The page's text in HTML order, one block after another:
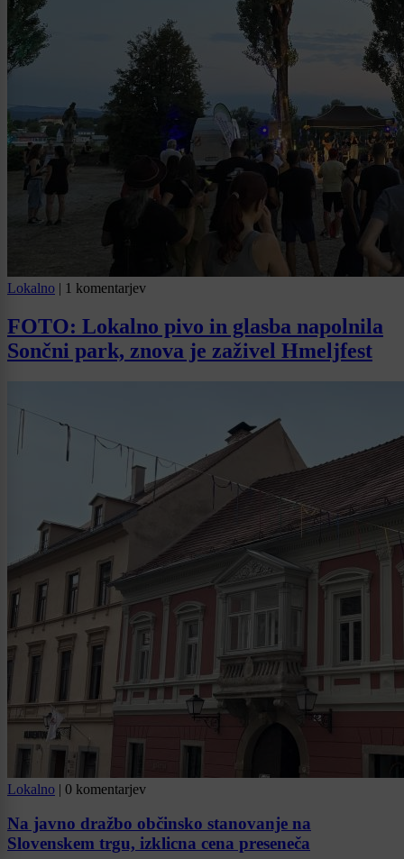
Lokalno | 1 komentarjev
FOTO: Lokalno pivo in glasba napolnila
Sončni park, znova je zaživel Hmeljfest
Lokalno | 0 komentarjev
Na javno dražbo občinsko stanovanje na
Slovenskem trgu, izklicna cena preseneča